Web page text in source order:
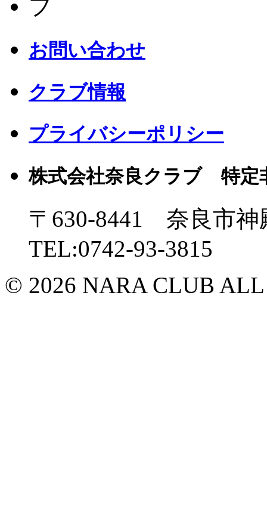
お問い合わせ
クラブ情報
プライバシーポリシー
株式会社奈良クラブ 特定
〒630-8441 奈良市
TEL:0742-93-3815
© 2026 NARA CLUB ALL